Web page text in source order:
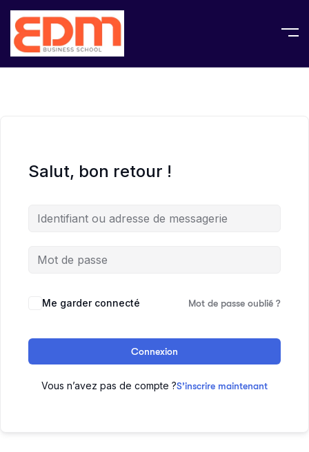
Salut, bon retour !
Me garder connecté Mot de passe oublié ?
Connexion
Vous n’avez pas de compte ?S’inscrire maintenant